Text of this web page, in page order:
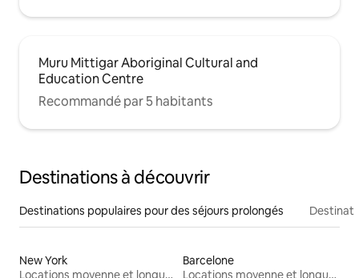
Muru Mittigar Aboriginal Cultural and
Education Centre
Recommandé par 5 habitants
Destinations à découvrir
Destinations populaires pour des séjours prolongés
New York
Locations moyenne et longue durée
Barcelone
Locations moyenne et longue durée